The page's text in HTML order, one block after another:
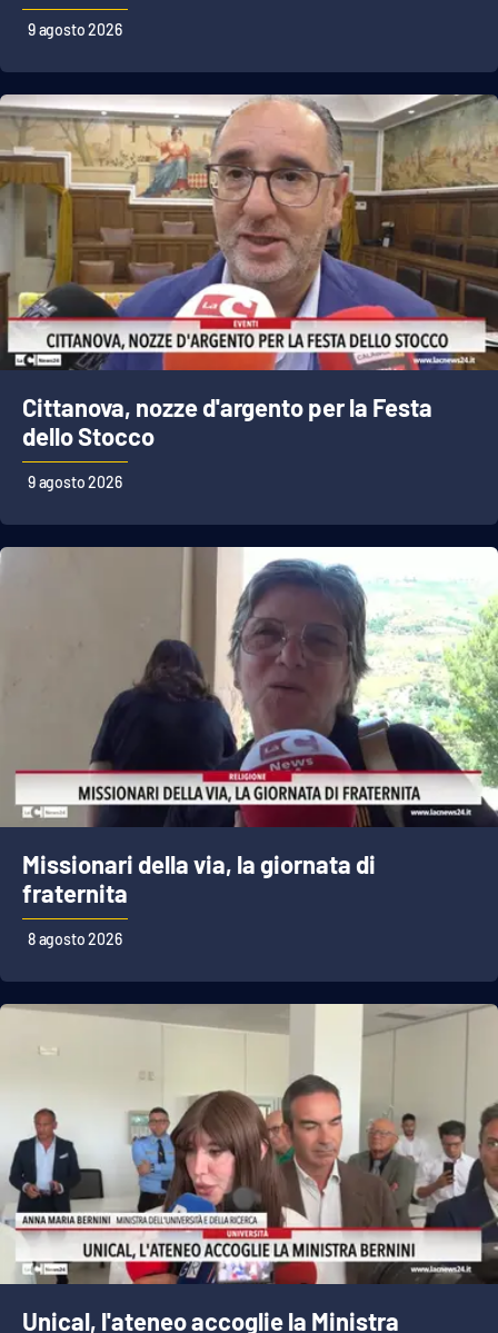
Sanità
Società
Sport
RUBRICHE
Good Morning Vietnam
Parchi Marini Calabria
Leggendo Alvaro insieme
Imprese Di Calabria
Venti di comunicazione
LaC Network
LaC OnAir
EDIZIONI
LOCALI
Catanzaro
Crotone
Vibo Valentia
Reggio Calabria
Cosenza
Lamezia Terme
PROGETTI
SPECIALI
9 agosto 2026
Cittanova, nozze d'argento per la Festa
dello Stocco
9 agosto 2026
Missionari della via, la giornata di
fraternita
8 agosto 2026
Unical, l'ateneo accoglie la Ministra